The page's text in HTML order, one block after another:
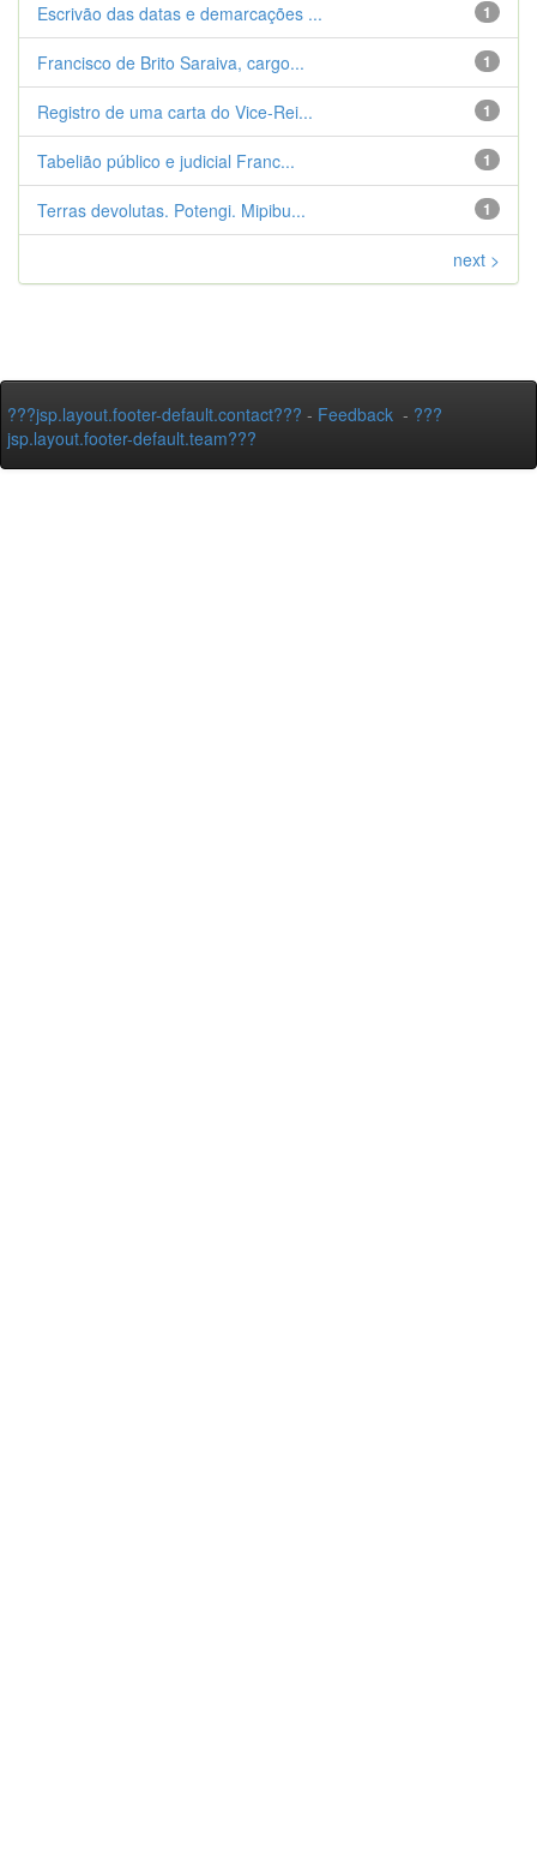
1
Escrivão das datas e demarcações ...
1
Francisco de Brito Saraiva, cargo...
1
Registro de uma carta do Vice-Rei...
1
Tabelião público e judicial Franc...
1
Terras devolutas. Potengi. Mipibu...
next >
???jsp.layout.footer-default.contact??? - Feedback - ???
jsp.layout.footer-default.team???